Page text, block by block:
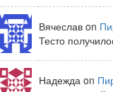
Вячеслав on
Тесто
Надежда on